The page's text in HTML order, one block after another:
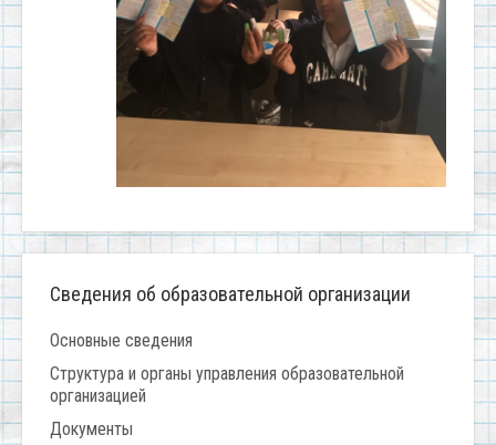
Сведения об образовательной организации
Основные сведения
Структура и органы управления образовательной
организацией
Документы